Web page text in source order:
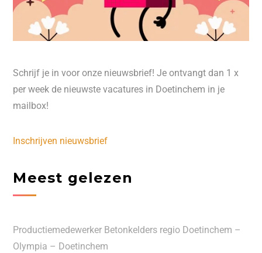
Schrijf je in voor onze nieuwsbrief! Je ontvangt dan 1 x
per week de nieuwste vacatures in Doetinchem in je
mailbox!
Inschrijven nieuwsbrief
Meest gelezen
Productiemedewerker Betonkelders regio Doetinchem –
Olympia – Doetinchem